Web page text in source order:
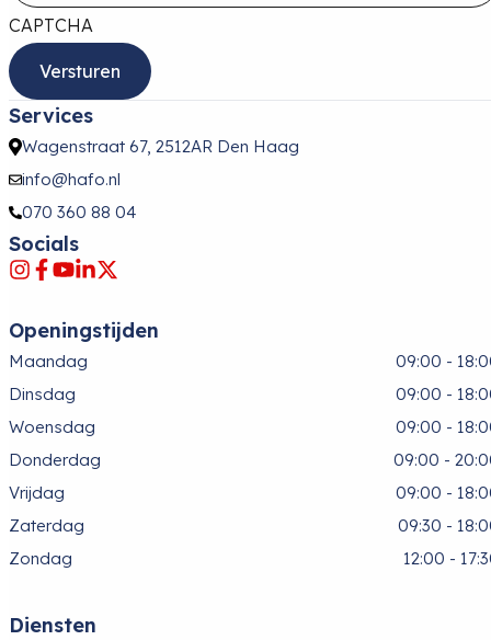
CAPTCHA
Services
Wagenstraat 67, 2512AR Den Haag
info@hafo.nl
070 360 88 04
Socials
Openingstijden
Maandag
09:00 -
Dinsdag
09:00 -
Woensdag
09:00 -
Donderdag
09:00 -
Vrijdag
09:00 -
Zaterdag
09:30 -
Zondag
12:00 -
Diensten